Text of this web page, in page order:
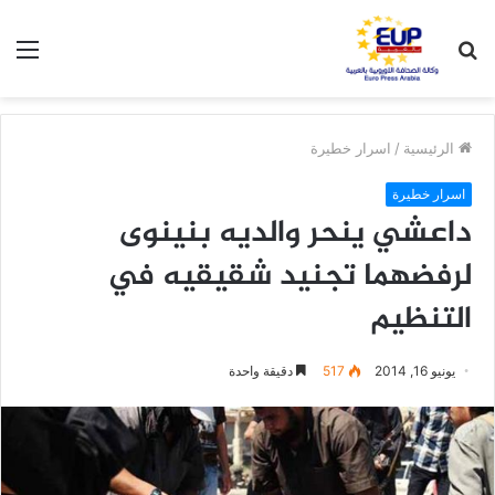
عن
الرئيسية / اسرار خطيرة
اسرار خطيرة
داعشي ينحر والديه بنينوى
لرفضهما تجنيد شقيقيه في
التنظيم
يونيو 16, 2014 517 دقيقة واحدة